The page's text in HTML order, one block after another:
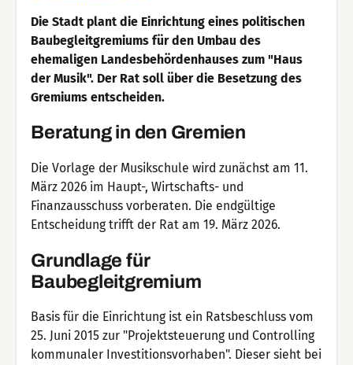
Die Stadt plant die Einrichtung eines politischen
Baubegleitgremiums für den Umbau des
ehemaligen Landesbehördenhauses zum "Haus
der Musik". Der Rat soll über die Besetzung des
Gremiums entscheiden.
Beratung in den Gremien
Die Vorlage der Musikschule wird zunächst am 11.
März 2026 im Haupt-, Wirtschafts- und
Finanzausschuss vorberaten. Die endgültige
Entscheidung trifft der Rat am 19. März 2026.
Grundlage für
Baubegleitgremium
Basis für die Einrichtung ist ein Ratsbeschluss vom
25. Juni 2015 zur "Projektsteuerung und Controlling
kommunaler Investitionsvorhaben". Dieser sieht bei